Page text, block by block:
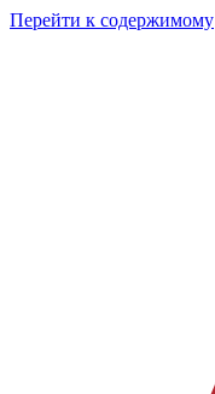
Перейти к содержимому